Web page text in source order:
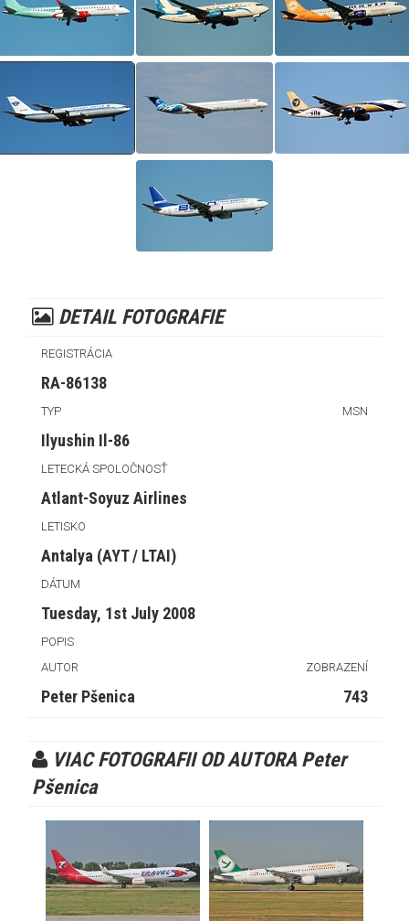
DETAIL FOTOGRAFIE
REGISTRÁCIA
RA-86138
TYP MSN
Ilyushin Il-86
LETECKÁ SPOLOČNOSŤ
Atlant-Soyuz Airlines
LETISKO
Antalya (AYT / LTAI)
DÁTUM
Tuesday, 1st July 2008
POPIS
AUTOR
ZOBRAZENÍ
Peter Pšenica 743
VIAC FOTOGRAFII OD AUTORA Peter
Pšenica